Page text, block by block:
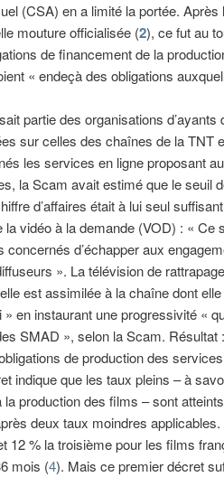
(CSA) en a limité la portée.
mouture officialisée (2), ce fut au
de financement de la
« endeçà des obligations
partie des organisations
sur celles des chaînes de la TNT
les services en ligne proposant
la Scam avait estimé que le seuil
d’affaires était à lui seul
la vidéo à la demande (VOD) : « Ce
concernés d’échapper aux
». La télévision de
est assimilée à la chaîne dont
» en instaurant une progressivité «
SMAD », selon la Scam.
de production des
indique que les taux pleins – à
production des films – sont
deux taux moindres
12 % la troisième pour les films
mois (4). Mais ce premier décret